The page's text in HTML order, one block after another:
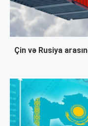
Çin və Rusiya